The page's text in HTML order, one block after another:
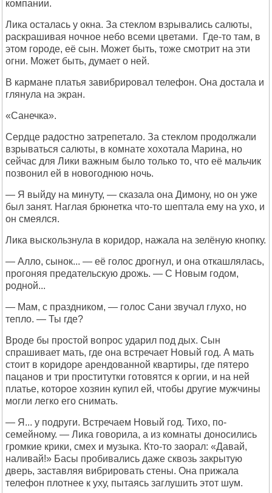
компании.
Лика осталась у окна. За стеклом взрывались салюты,
раскрашивая ночное небо всеми цветами. Где-то там, в
этом городе, её сын. Может быть, тоже смотрит на эти
огни. Может быть, думает о ней.
В кармане платья завибрировал телефон. Она достала и
глянула на экран.
«Санечка».
Сердце радостно затрепетало. За стеклом продолжали
взрываться салюты, в комнате хохотала Марина, но
сейчас для Лики важным было только то, что её мальчик
позвонил ей в новогоднюю ночь.
— Я выйду на минуту, — сказала она Димону, но он уже
был занят. Наглая брюнетка что-то шептала ему на ухо, и
он смеялся.
Лика выскользнула в коридор, нажала на зелёную кнопку.
— Алло, сынок... — её голос дрогнул, и она откашлялась,
прогоняя предательскую дрожь. — С Новым годом,
родной...
— Мам, с праздником, — голос Сани звучал глухо, но
тепло. — Ты где?
Вроде бы простой вопрос ударил под дых. Сын
спрашивает мать, где она встречает Новый год. А мать
стоит в коридоре арендованной квартиры, где пятеро
пацанов и три проститутки готовятся к оргии, и на ней
платье, которое хозяин купил ей, чтобы другие мужчины
могли легко его снимать.
— Я... у подруги. Встречаем Новый год. Тихо, по-
семейному. — Лика говорила, а из комнаты доносились
громкие крики, смех и музыка. Кто-то заорал: «Давай,
наливай!» Басы пробивались даже сквозь закрытую
дверь, заставляя вибрировать стены. Она прижала
телефон плотнее к уху, пытаясь заглушить этот шум.